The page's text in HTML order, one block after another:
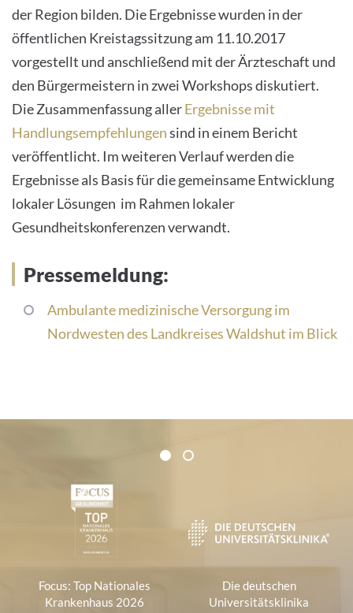
der Region bilden. Die Ergebnisse wurden in der
öffentlichen Kreistagssitzung am 11.10.2017
vorgestellt und anschließend mit der Ärzteschaft und
den Bürgermeistern in zwei Workshops diskutiert.
Die Zusammenfassung allerErgebnisse mit
Handlungsempfehlungensind in einem Bericht
veröffentlicht. Im weiteren Verlauf werden die
Ergebnisse als Basis für die gemeinsame Entwicklung
lokaler Lösungen im Rahmen lokaler
Gesundheitskonferenzen verwandt.
Pressemeldung:
Ambulante medizinische Versorgung im
Nordwesten des Landkreises Waldshut im Blick
Zertifikate und Verbände
1 2
Focus: Top Nationales
Krankenhaus 2026
Die deutschen
Universitätsklinika